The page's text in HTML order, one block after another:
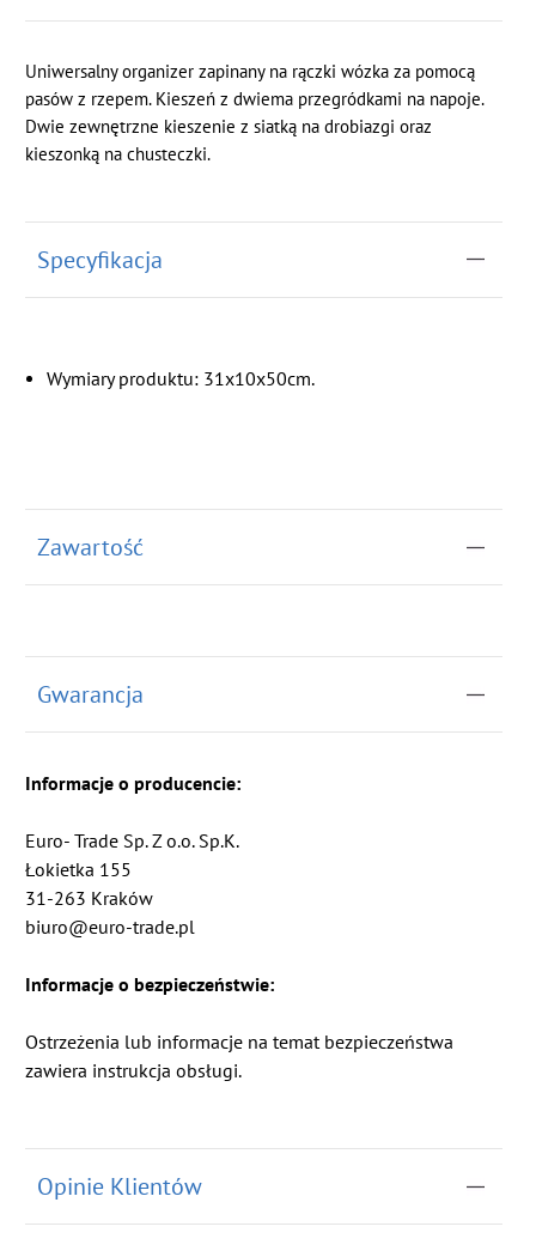
Uniwersalny organizer zapinany na rączki wózka za pomocą
pasów z rzepem. Kieszeń z dwiema przegródkami na napoje.
Dwie zewnętrzne kieszenie z siatką na drobiazgi oraz
kieszonką na chusteczki.
Specyfikacja
Wymiary produktu: 31x10x50cm.
Zawartość
Gwarancja
Informacje o producencie:
Euro- Trade Sp. Z o.o. Sp.K.
Łokietka 155
31-263 Kraków
biuro@euro-trade.pl
Informacje o bezpieczeństwie:
Ostrzeżenia lub informacje na temat bezpieczeństwa
zawiera instrukcja obsługi.
Opinie Klientów